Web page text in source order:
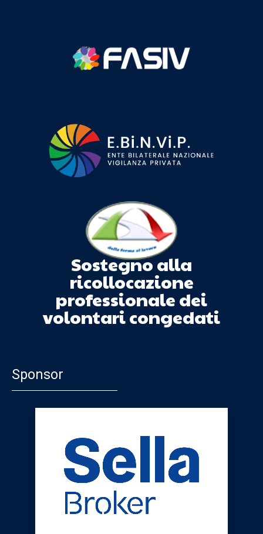
Sostegno alla
ricollocazione
professionale dei
volontari congedati
Sponsor